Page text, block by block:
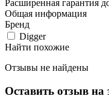
Расширенная гарантия
Общая информация
Бренд
Digger
Найти похожие
Отзывы не найдены
Оставить отзыв на